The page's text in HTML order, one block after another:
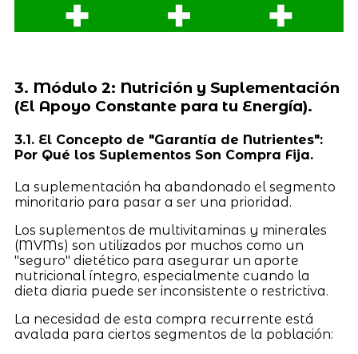
3. Módulo 2: Nutrición y Suplementación
(El Apoyo Constante para tu Energía).
3.1. El Concepto de "Garantía de Nutrientes":
Por Qué los Suplementos Son Compra Fija.
La suplementación ha abandonado el segmento
minoritario para pasar a ser una prioridad.
Los suplementos de multivitaminas y minerales
(MVMs) son utilizados por muchos como un
"seguro" dietético para asegurar un aporte
nutricional íntegro, especialmente cuando la
dieta diaria puede ser inconsistente o restrictiva.
La necesidad de esta compra recurrente está
avalada para ciertos segmentos de la población: